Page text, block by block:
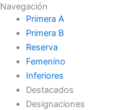
Navegación
Primera A
Primera B
Reserva
Femenino
Inferiores
Destacados
Designaciones